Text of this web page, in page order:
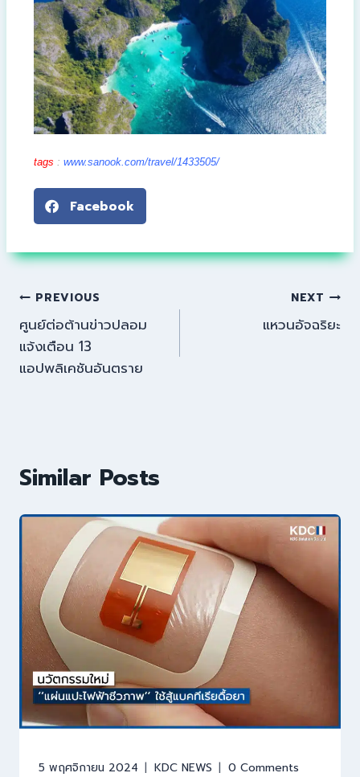
tags : www.sanook.com/travel/1433505/
Facebook
PREVIOUS
ศูนย์ต่อต้านข่าวปลอม
แจ้งเตือน 13
แอปพลิเคชันอันตราย
NEXT
แหวนอัจฉริยะ
Similar Posts
5 พฤศจิกายน 2024 KDC NEWS 0 Comments